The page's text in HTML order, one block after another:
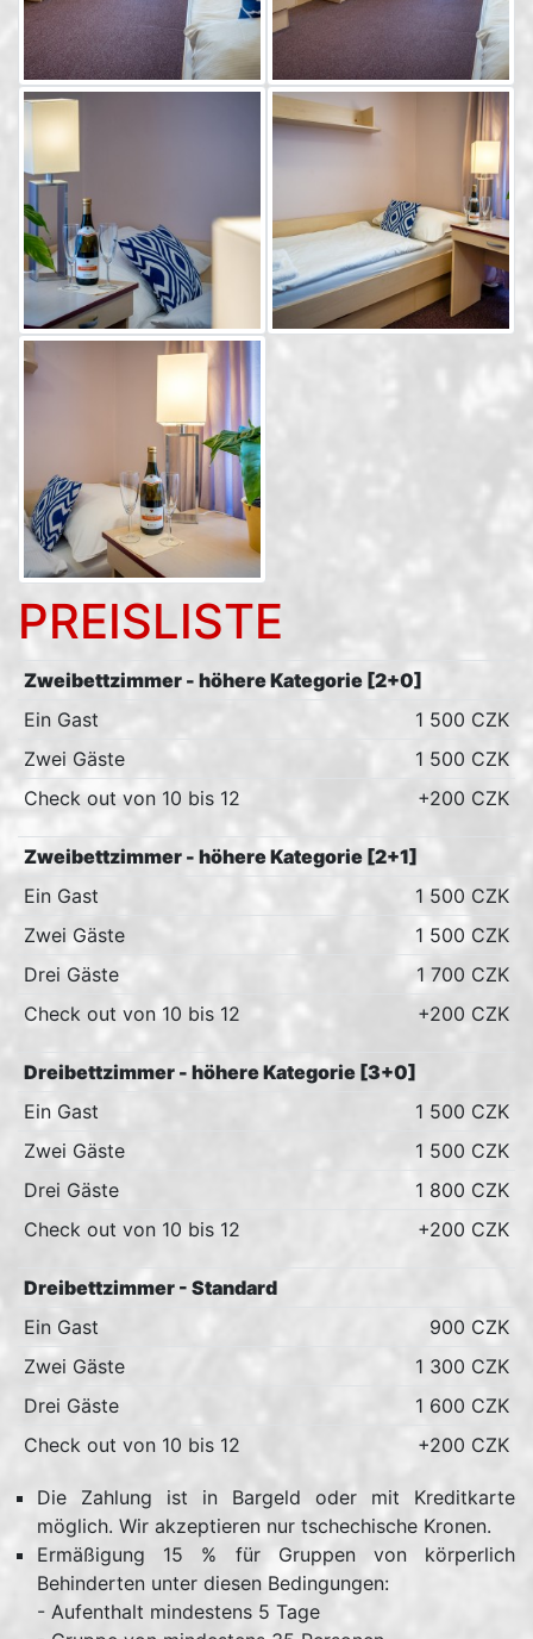
PREISLISTE
Zweibettzimmer - höhere Kategorie [2+0]
Ein Gast
1 500 CZK
Zwei Gäste
1 500 CZK
Check out von 10 bis 12
+200 CZK
Zweibettzimmer - höhere Kategorie [2+1]
Ein Gast
1 500 CZK
Zwei Gäste
1 500 CZK
Drei Gäste
1 700 CZK
Check out von 10 bis 12
+200 CZK
Dreibettzimmer - höhere Kategorie [3+0]
Ein Gast
1 500 CZK
Zwei Gäste
1 500 CZK
Drei Gäste
1 800 CZK
Check out von 10 bis 12
+200 CZK
Dreibettzimmer - Standard
Ein Gast
900 CZK
Zwei Gäste
1 300 CZK
Drei Gäste
1 600 CZK
Check out von 10 bis 12
+200 CZK
Die Zahlung ist in Bargeld oder mit Kreditkarte
möglich. Wir akzeptieren nur tschechische Kronen.
Ermäßigung 15 % für Gruppen von körperlich
Behinderten unter diesen Bedingungen:
- Aufenthalt mindestens 5 Tage